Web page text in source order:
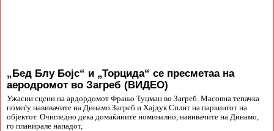
„Бед Блу Бојс“ и „Торцида“ се пресметаа на
аеродромот во Загреб (ВИДЕО)
Ужасни сцени на ардордомот Фрањо Туџман во Загреб. Масовна тепачка
помеѓу навивачите на Динамо Загреб и Хајдук Сплит на паркингот на
објектот. Очигледно дека домаќините номинално, навивачите на Динамо,
го планирале нападот,